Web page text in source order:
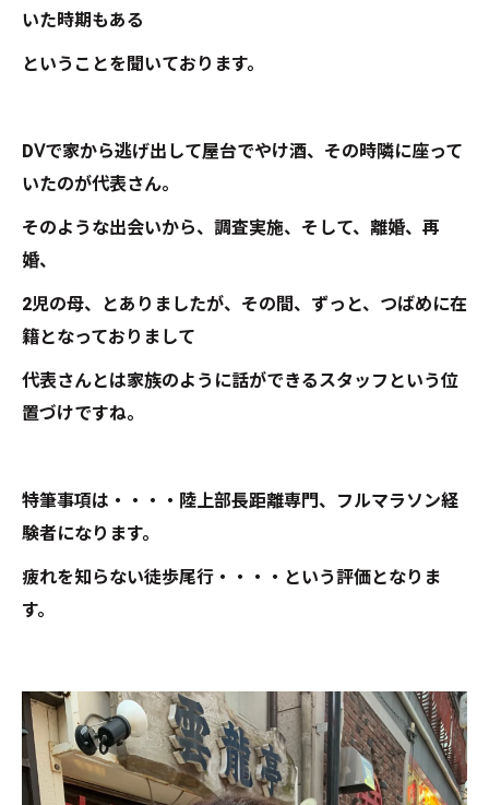
いた時期もある
ということを聞いております。
DⅤで家から逃げ出して屋台でやけ酒、その時隣に座って
いたのが代表さん。
そのような出会いから、調査実施、そして、離婚、再
婚、
2児の母、とありましたが、その間、ずっと、つばめに在
籍となっておりまして
代表さんとは家族のように話ができるスタッフという位
置づけですね。
特筆事項は・・・・陸上部長距離専門、フルマラソン経
験者になります。
疲れを知らない徒歩尾行・・・・という評価となりま
す。